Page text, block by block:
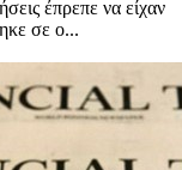
έπρεπε να είχαν
σε ο...